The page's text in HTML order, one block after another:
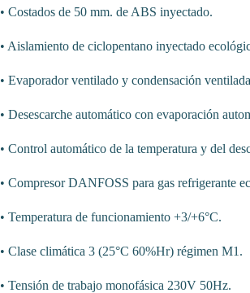
• Costados de 50 mm. de ABS inyectado.
• Aislamiento de ciclopentano inyectado
• Evaporador ventilado y condensación
• Desescarche automático con evaporación
• Control automático de la temperatura y del
• Compresor DANFOSS para gas refrigerante
• Temperatura de funcionamiento +3/+6°C.
• Clase climática 3 (25°C 60%Hr) régimen M1.
• Tensión de trabajo monofásica 230V 50Hz.